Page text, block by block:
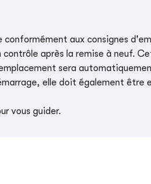
aux consignes
contrôle après la remise à
sera
elle doit également être
vous guider.